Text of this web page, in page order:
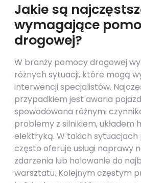
Jakie są
wymagające
drogowej?
W branży pomocy drogowej
różnych sytuacji, które mogą
interwencji specjalistów.
przypadkiem jest awaria
spowodowana różnymi
problemy z silnikiem, układem
elektryką. W takich
często oferuje usługi naprawy
zdarzenia lub holowanie do
warsztatu. Kolejnym częstym